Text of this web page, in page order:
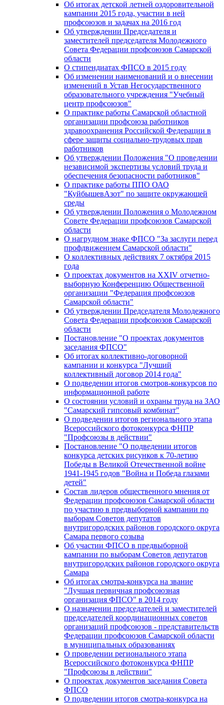
Об итогах детской летней оздоровительной
кампании 2015 года, участии в ней
профсоюзов и задачах на 2016 год
Об утверждении Председателя и
заместителей председателя Молодежного
Совета Федерации профсоюзов Самарской
области
О стипендиатах ФПСО в 2015 году
Об изменении наименований и о внесении
изменений в Устав Негосударственного
образовательного учреждения "Учебный
центр профсоюзов"
О практике работы Самарской областной
организации профсоюза работников
здравоохранения Российской Федерации в
сфере защиты социально-трудовых прав
работников
Об утверждении Положения "О проведении
независимой экспертизы условий труда и
обеспечения безопасности работников"
О практике работы ППО ОАО
"КуйбышевАзот" по защите окружающей
среды
Об утверждении Положения о Молодежном
Совете Федерации профсоюзов Самарской
области
О нагрудном знаке ФПСО "За заслуги перед
профдвижением Самарской области"
О коллективных действиях 7 октября 2015
года
О проектах документов на XXIV отчетно-
выборную Конференцию Общественной
организации "Федерация профсоюзов
Самарской области"
Об утверждении Председателя Молодежного
Совета Федерации профсоюзов Самарской
области
Постановление "О проектах документов
заседания ФПСО"
Об итогах коллективно-договорной
кампании и конкурса "Лучший
коллективный договор 2014 года"
О подведении итогов смотров-конкурсов по
информационной работе
О состоянии условий и охраны труда на ЗАО
"Самарский гипсовый комбинат"
О подведении итогов регионального этапа
Всероссийского фотоконкурса ФНПР
"Профсоюзы в действии"
Постановление "О подведении итогов
конкурса детских рисунков к 70-летию
Победы в Великой Отечественной войне
1941-1945 годов "Война и Победа глазами
детей"
Состав лидеров общественного мнения от
Федерации профсоюзов Самарской области
по участию в предвыборной кампании по
выборам Советов депутатов
внутригородских районов городского округа
Самара первого созыва
Об участии ФПСО в предвыборной
кампании по выборам Советов депутатов
внутригородских районов городского округа
Самара
Об итогах смотра-конкурса на звание
"Лучшая первичная профсоюзная
организация ФПСО" в 2014 году
О назначении председателей и заместителей
председателей координационных советов
организаций профсоюзов - представительств
Федерации профсоюзов Самарской области
в муниципальных образованиях
О проведении регионального этапа
Всероссийского фотоконкурса ФНПР
"Профсоюзы в действии"
О проектах документов заседания Совета
ФПСО
О подведении итогов смотра-конкурса на